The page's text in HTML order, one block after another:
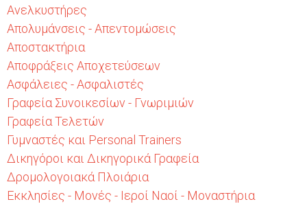
Ανελκυστήρες
Απολυμάνσεις - Απεντομώσεις
Αποστακτήρια
Αποφράξεις Αποχετεύσεων
Ασφάλειες - Ασφαλιστές
Γραφεία Συνοικεσίων - Γνωριμιών
Γραφεία Τελετών
Γυμναστές και Personal Trainers
Δικηγόροι και Δικηγορικά Γραφεία
Δρομολογοιακά Πλοιάρια
Εκκλησίες - Μονές - Ιεροί Ναοί - Μοναστήρια